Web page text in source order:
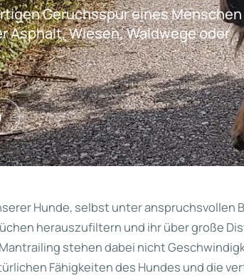
Geruchsspur eines Menschen
Asphalt, Wiesen, Waldwege oder
Hunde, selbst unter anspruchsvollen
herauszufiltern und ihr über große
stehen dabei nicht
Fähigkeiten des Hundes und die